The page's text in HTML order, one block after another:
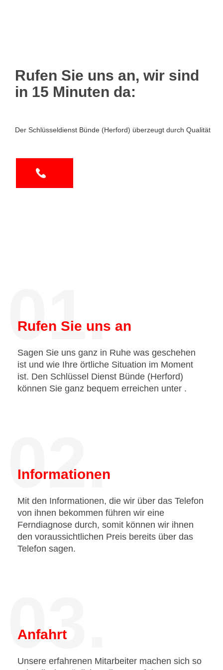
Rufen Sie uns an, wir sind
in 15 Minuten da:
Der Schlüsseldienst Bünde (Herford) überzeugt durch Qualität
01.
Rufen Sie uns an
Sagen Sie uns ganz in Ruhe was geschehen
ist und wie Ihre örtliche Situation im Moment
ist. Den Schlüssel Dienst Bünde (Herford)
können Sie ganz bequem erreichen unter .
02.
Informationen
Mit den Informationen, die wir über das Telefon
von ihnen bekommen führen wir eine
Ferndiagnose durch, somit können wir ihnen
den voraussichtlichen Preis bereits über das
Telefon sagen.
03.
Anfahrt
Unsere erfahrenen Mitarbeiter machen sich so